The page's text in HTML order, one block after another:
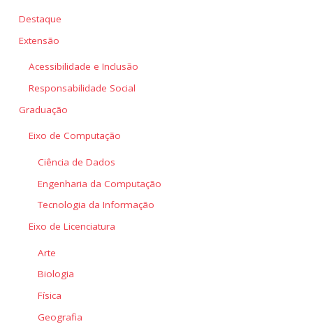
Destaque
Extensão
Acessibilidade e Inclusão
Responsabilidade Social
Graduação
Eixo de Computação
Ciência de Dados
Engenharia da Computação
Tecnologia da Informação
Eixo de Licenciatura
Arte
Biologia
Física
Geografia